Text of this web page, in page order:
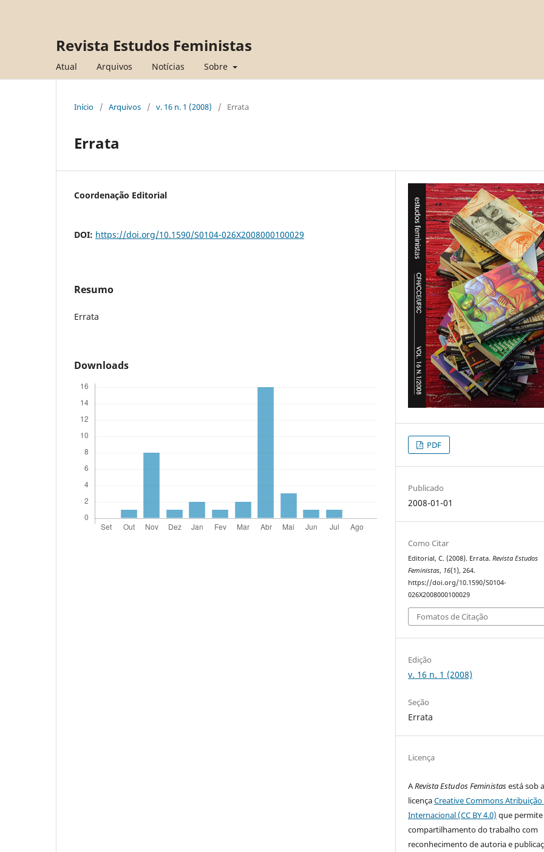
Revista Estudos Feministas
Atual Arquivos Notícias Sobre
Início / Arquivos / v. 16 n. 1 (2008) / Errata
Errata
Coordenação Editorial
DOI: https://doi.org/10.1590/S0104-026X2008000100029
Resumo
Errata
Downloads
PDF
Publicado
2008-01-01
Como Citar
Editorial, C. (2008). Errata.Revista Estudos
Feministas, 16(1), 264.
https://doi.org/10.1590/S0104-
026X2008000100029
Fomatos de Citação
Edição
v. 16 n. 1 (2008)
Seção
Errata
Licença
ARevista Estudos Feministasestá sob a
licençaCreative Commons Atribuição
Internacional (CC BY 4.0) que
compartilhamento do trabalho com
reconhecimento de autoria e